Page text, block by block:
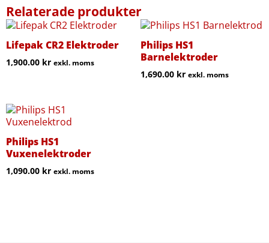
Relaterade produkter
Lifepak CR2 Elektroder
1,900.00 kr exkl. moms
Philips HS1
Barnelektroder
1,690.00 kr exkl. moms
Philips HS1
Vuxenelektroder
1,090.00 kr exkl. moms